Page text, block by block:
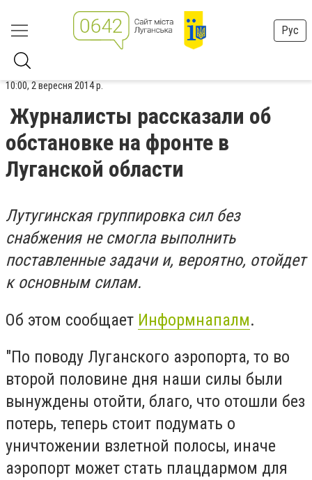
Рус
10:00, 2 вересня 2014 р.
Журналисты рассказали об
обстановке на фронте в
Луганской области
Лутугинская группировка сил без
снабжения не смогла выполнить
поставленные задачи и, вероятно, отойдет
к основным силам.
Об этом сообщает Информнапалм.
"По поводу Луганского аэропорта, то во
второй половине дня наши силы были
вынуждены отойти, благо, что отошли без
потерь, теперь стоит подумать о
уничтожении взлетной полосы, иначе
аэропорт может стать плацдармом для